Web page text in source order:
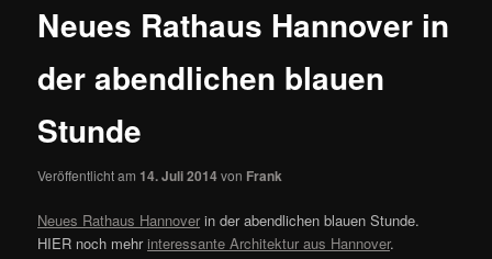
Neues Rathaus Hannover in
der abendlichen blauen
Stunde
Veröffentlicht am 14. Juli 2014von Frank
Neues Rathaus Hannover in der abendlichen blauen Stunde.
HIER noch mehrinteressante Architektur aus Hannover.